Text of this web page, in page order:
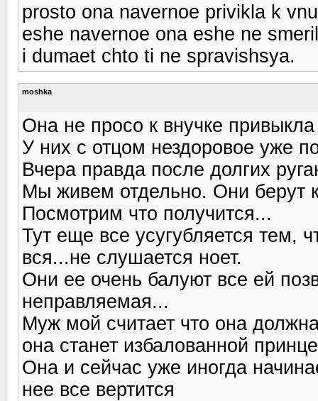
prosto ona navernoe privikla k
eshe navernoe ona eshe ne
i dumaet chto ti ne spravishsya.
moshka
Она не просо к внучке привыкла
У них с отцом нездоровое уже
Вчера правда после долгих
Мы живем отдельно. Они берут
Посмотрим что получится...
Тут еще все усугубляется тем,
вся...не слушается ноет.
Они ее очень балуют все ей
неправляемая...
Муж мой считает что она
она станет избалованной
Она и сейчас уже иногда
нее все вертится